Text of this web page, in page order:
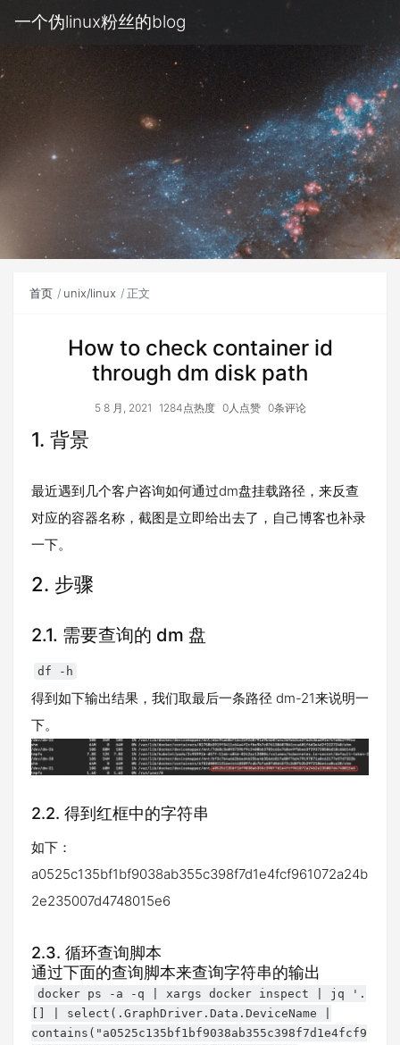
一个伪linux粉丝的blog
首页 unix/linux 正文
How to check container id
through dm disk path
5 8 月, 2021 1284点热度 0人点赞 0条评论
1. 背景
最近遇到几个客户咨询如何通过dm盘挂载路径，来反查
对应的容器名称，截图是立即给出去了，自己博客也补录
一下。
2. 步骤
2.1. 需要查询的 dm 盘
df -h
得到如下输出结果，我们取最后一条路径 dm-21来说明一
下。
2.2. 得到红框中的字符串
如下：
a0525c135bf1bf9038ab355c398f7d1e4fcf961072a24b
2e235007d4748015e6
2.3. 循环查询脚本
通过下面的查询脚本来查询字符串的输出
docker ps -a -q | xargs docker inspect | jq '.
[] | select(.GraphDriver.Data.DeviceName |
contains("a0525c135bf1bf9038ab355c398f7d1e4fcf9